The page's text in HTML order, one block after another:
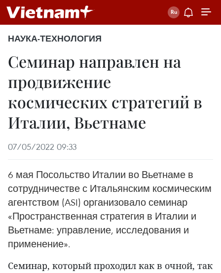
НАУКА-ТЕХНОЛОГИЯ
Семинар направлен на
продвижение
космических стратегий в
Италии, Вьетнаме
07/05/2022 09:33
6 мая Посольство Италии во Вьетнаме в
сотрудничестве с Итальянским космическим
агентством (ASI) организовало семинар
«Пространственная стратегия в Италии и
Вьетнаме: управление, исследования и
применение».
Семинар, который проходил как в очной, так